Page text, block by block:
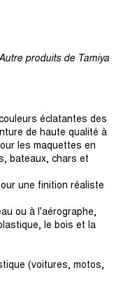
produits de Tamiya
éclatantes des
de haute qualité à
les maquettes en
bateaux, chars et
une finition réaliste
ou à l'aérographe,
le bois et la
(voitures, motos,